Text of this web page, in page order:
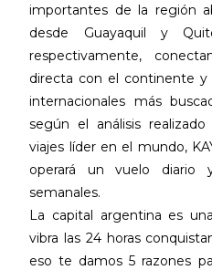
importantes de la región
desde Guayaquil y
respectivamente,
directa con el continente
internacionales más
según el análisis
viajes líder en el mundo,
operará un vuelo diario
semanales.
La capital argentina es
vibra las 24 horas
eso te damos 5 razones